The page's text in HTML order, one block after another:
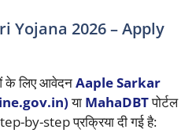
Yojana 2026 – Apply
के लिए आवेदनAaple Sarkar
या MahaDBTपोर्टल
by-step प्रक्रिया दी गई है: